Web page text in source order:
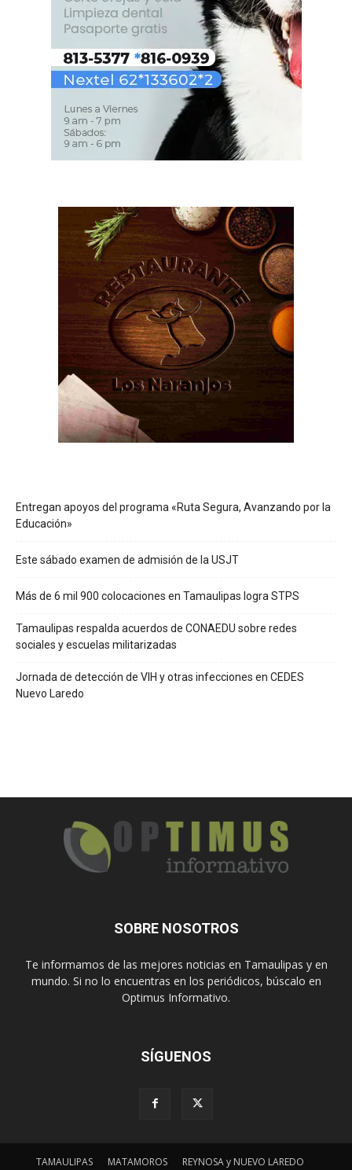
Entregan apoyos del programa «Ruta Segura, Avanzando por la
Educación»
Este sábado examen de admisión de la USJT
Más de 6 mil 900 colocaciones en Tamaulipas logra STPS
Tamaulipas respalda acuerdos de CONAEDU sobre redes
sociales y escuelas militarizadas
Jornada de detección de VIH y otras infecciones en CEDES
Nuevo Laredo
SOBRE NOSOTROS
Te informamos de las mejores noticias en Tamaulipas y en
mundo. Si no lo encuentras en los periódicos, búscalo en
Optimus Informativo.
SÍGUENOS
TAMAULIPAS MATAMOROS REYNOSA y NUEVO LAREDO